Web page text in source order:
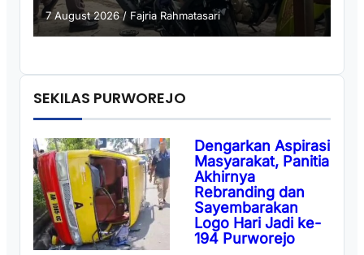
7 August 2026/ Fajria Rahmatasari
SEKILAS PURWOREJO
Dengarkan Aspirasi
Masyarakat, Panitia
Akhirnya
Rebranding dan
Sayembarakan
Logo Hari Jadi ke-
194 Purworejo